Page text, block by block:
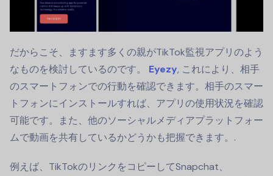
だからこそ、ますます多くの親がTikTok監視アプリのよう
なものを検討しているのです。 Eyezy, これにより、相手
のスマートフォンでの行動を確認できます。相手のスマー
トフォンにインストールすれば、アプリの使用状況を確認
可能です。また、他のソーシャルメディアプラットフォー
ムで動画を共有しているかどうかも把握できます。.
例えば、TikTokのリンクをコピーしてSnapchat、